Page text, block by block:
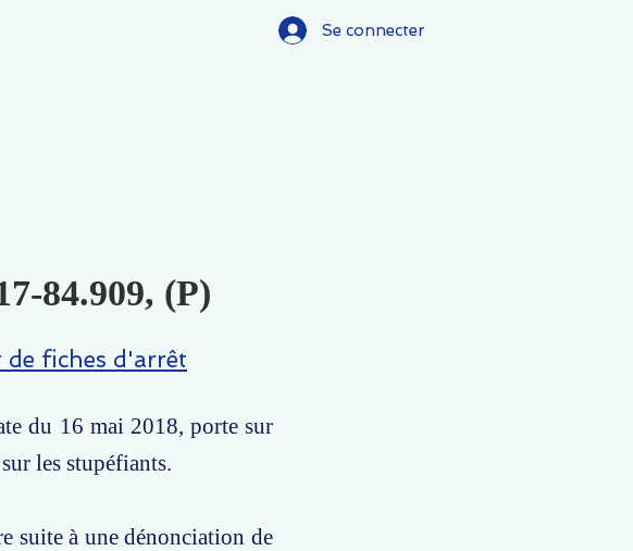
Se connecter
84.909, (P)
de fiches d'arrêt
du 16 mai 2018, porte sur
les stupéfiants.
suite à une dénonciation de